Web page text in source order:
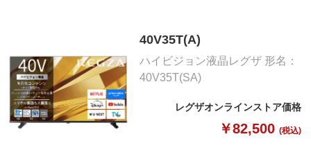
40V35T(A)
ハイビジョン液晶レグザ 形名：
40V35T(SA)
レグザオンラインストア価格
￥82,500 (税込)